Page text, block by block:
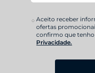
Aceito receber
ofertas
confirmo que tenho
Privacidade.